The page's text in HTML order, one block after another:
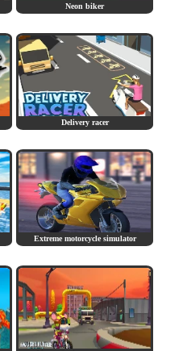
Neon biker
Delivery racer
Extreme motorcycle simulator